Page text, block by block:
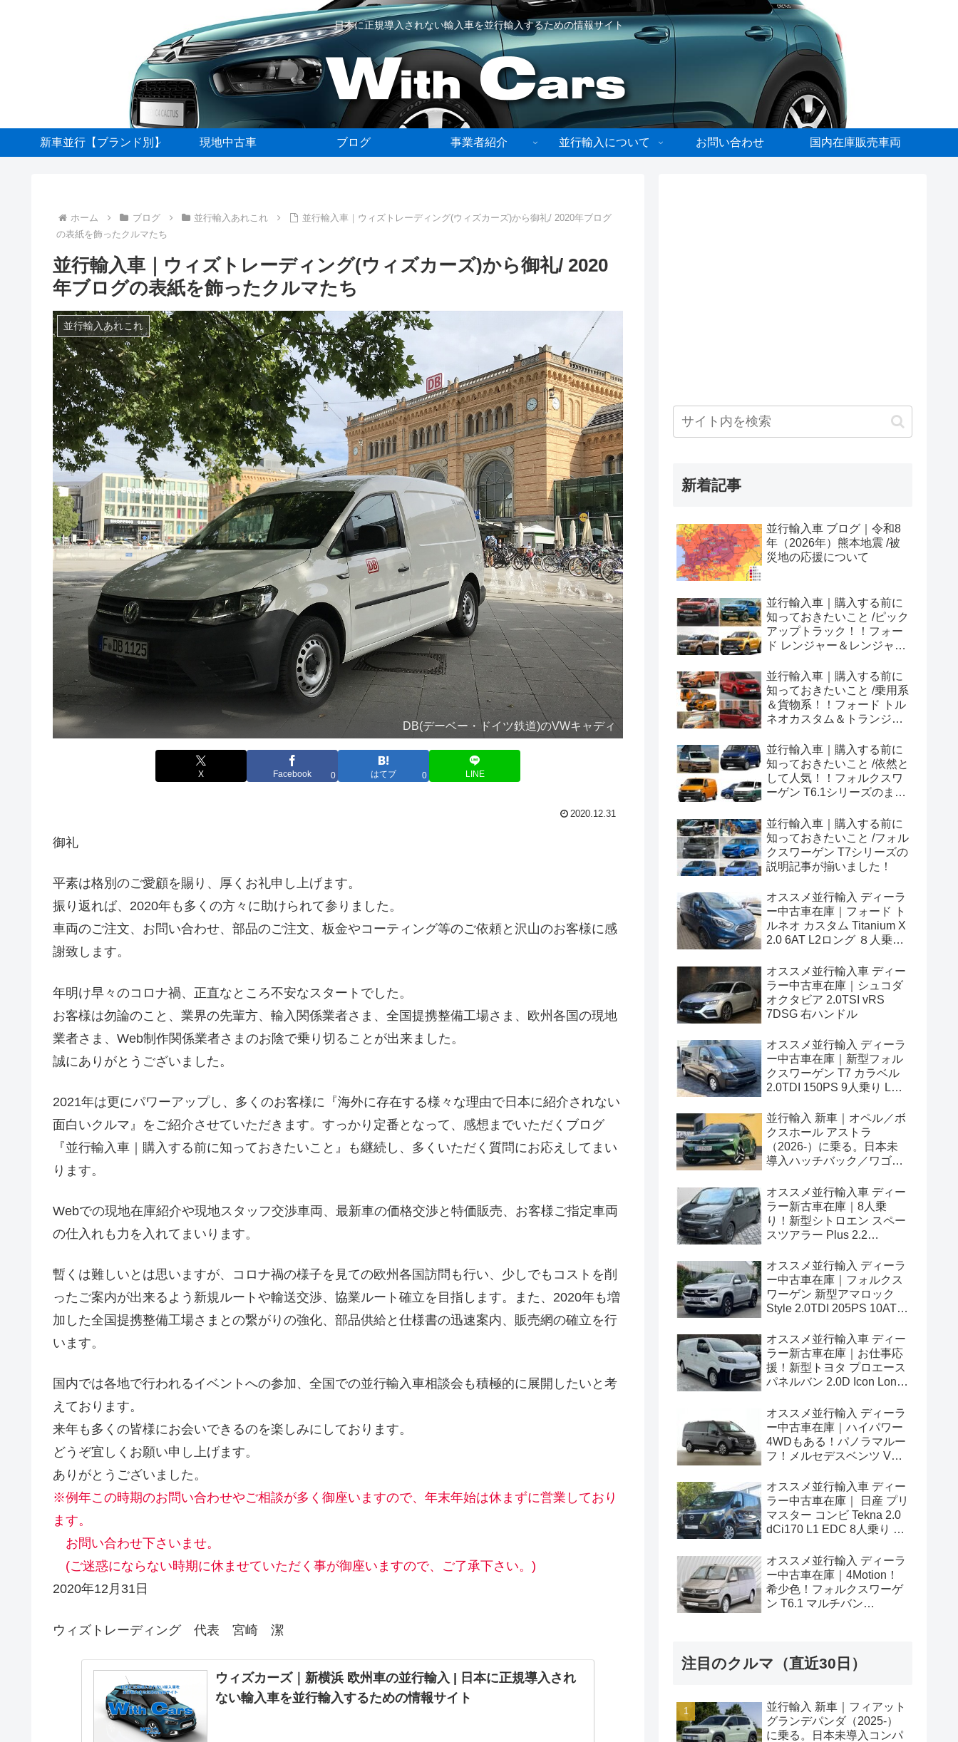
日本に正規導入されない輸入車を並行輸入するための情報サイト
新車並行【ブランド別】 現地中古車 ブログ 事業者紹介 並行輸入について お問い合わせ 国内在庫販売車両
ホーム ブログ 並行輸入あれこれ
並行輸入車｜ウィズトレーディング(ウィズカーズ)から御礼/ 2020年ブログ
の表紙を飾ったクルマたち
並行輸入車｜ウィズトレーディング(ウィズカーズ)から御礼/ 2020
年ブログの表紙を飾ったクルマたち
並行輸入あれこれ
DB(デーベー・ドイツ鉄道)のVWキャディ
X Facebook 0 はてブ 0 LINE
2020.12.31
御礼
平素は格別のご愛顧を賜り、厚くお礼申し上げます。
振り返れば、2020年も多くの方々に助けられて参りました。
車両のご注文、お問い合わせ、部品のご注文、板金やコーティング等のご依頼と沢山のお客様に感
謝致します。
年明け早々のコロナ禍、正直なところ不安なスタートでした。
お客様は勿論のこと、業界の先輩方、輸入関係業者さま、全国提携整備工場さま、欧州各国の現地
業者さま、Web制作関係業者さまのお陰で乗り切ることが出来ました。
誠にありがとうございました。
2021年は更にパワーアップし、多くのお客様に『海外に存在する様々な理由で日本に紹介されない
面白いクルマ』をご紹介させていただきます。すっかり定番となって、感想までいただくブログ
『並行輸入車｜購入する前に知っておきたいこと』も継続し、多くいただく質問にお応えしてまい
ります。
Webでの現地在庫紹介や現地スタッフ交渉車両、最新車の価格交渉と特価販売、お客様ご指定車両
の仕入れも力を入れてまいります。
暫くは難しいとは思いますが、コロナ禍の様子を見ての欧州各国訪問も行い、少しでもコストを削
ったご案内が出来るよう新規ルートや輸送交渉、協業ルート確立を目指します。また、2020年も増
加した全国提携整備工場さまとの繋がりの強化、部品供給と仕様書の迅速案内、販売網の確立を行
います。
国内では各地で行われるイベントへの参加、全国での並行輸入車相談会も積極的に展開したいと考
えております。
来年も多くの皆様にお会いできるのを楽しみにしております。
どうぞ宜しくお願い申し上げます。
ありがとうございました。
※例年この時期のお問い合わせやご相談が多く御座いますので、年末年始は休まずに営業しており
ます。
お問い合わせ下さいませ。
(ご迷惑にならない時期に休ませていただく事が御座いますので、ご了承下さい。)
2020年12月31日
ウィズトレーディング 代表 宮崎 潔
ウィズカーズ｜新横浜 欧州車の並行輸入 | 日本に正規導入され
ない輸入車を並行輸入するための情報サイト
新着記事
並行輸入車 ブログ｜令和8
年（2026年）熊本地震 /被
災地の応援について
並行輸入車｜購入する前に
知っておきたいこと /ピック
アップトラック！！フォー
ド レンジャー＆レンジャー
め！
並行輸入車｜購入する前に
知っておきたいこと /乗用系
＆貨物系！！フォード トル
ネオカスタム＆トランジッ
め！
並行輸入車｜購入する前に
知っておきたいこと /依然と
して人気！！フォルクスワ
ーゲン T6.1シリーズのまと
並行輸入車｜購入する前に
知っておきたいこと /フォル
クスワーゲン T7シリーズの
説明記事が揃いました！
オススメ並行輸入 ディーラ
ー中古車在庫｜フォード ト
ルネオ カスタム Titanium X
2.0 6AT L2ロング ８人乗り
オススメ並行輸入車 ディー
ラー中古車在庫｜シュコダ
オクタビア 2.0TSI vRS
7DSG 右ハンドル
オススメ並行輸入 ディーラ
ー中古車在庫｜新型フォル
クスワーゲン T7 カラベル
2.0TDI 150PS 9人乗り LWB
並行輸入 新車｜オペル／ボ
クスホール アストラ
（2026-）に乗る。日本未
導入ハッチバック／ワゴン
情報。
オススメ並行輸入車 ディー
ラー新古車在庫｜8人乗
り！新型シトロエン スペー
スツアラー Plus 2.2
ドル
オススメ並行輸入 ディーラ
ー中古車在庫｜フォルクス
ワーゲン 新型アマロック
Style 2.0TDI 205PS 10AT
オススメ並行輸入車 ディー
ラー新古車在庫｜お仕事応
援！新型トヨタ プロエース
パネルバン 2.0D Icon Long
オススメ並行輸入 ディーラ
ー中古車在庫｜ハイパワー
4WDもある！パノラマルー
フ！メルセデスベンツ Vク
ロング 4Matic 9G-Tronic 左
ハンドル
オススメ並行輸入車 ディー
ラー中古車在庫｜ 日産 プリ
マスター コンビ Tekna 2.0
dCi170 L1 EDC 8人乗り 左
オススメ並行輸入 ディーラ
ー中古車在庫｜4Motion！
希少色！フォルクスワーゲ
ン T6.1 マルチバン
注目のクルマ（直近30日）
並行輸入 新車｜フィアット
グランデパンダ（2025-）
に乗る。日本未導入コンパ